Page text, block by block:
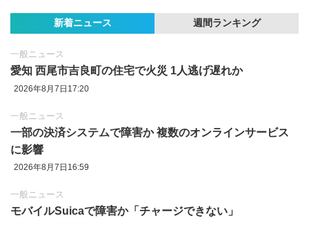
新着ニュース 週間ランキング
一般ニュース
愛知 西尾市吉良町の住宅で火災 1人逃げ遅れか
2026年8月7日17:20
一般ニュース
一部の決済システムで障害か 複数のオンラインサービス
に影響
2026年8月7日16:59
一般ニュース
モバイルSuicaで障害か「チャージできない」